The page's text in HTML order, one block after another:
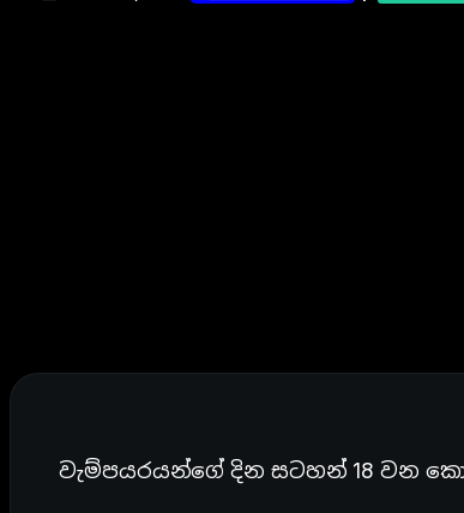
වැම්පයරයන්ගේ දින සටහන් 18 වන